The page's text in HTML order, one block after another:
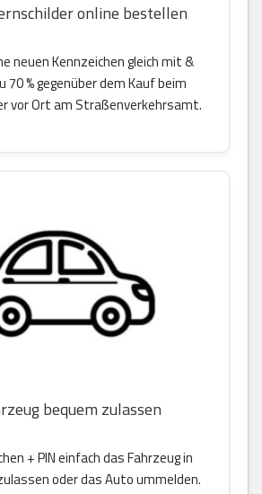
online bestellen
neuen Kennzeichen gleich mit &
70 % gegenüber dem Kauf beim
vor Ort am Straßenverkehrsamt.
bequem zulassen
+ PIN einfach das Fahrzeug in
oder das Auto ummelden.